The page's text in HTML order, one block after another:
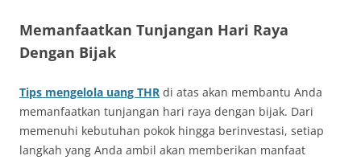
Memanfaatkan Tunjangan Hari Raya
Dengan Bijak
Tips mengelola uang THR di atas akan membantu Anda
memanfaatkan tunjangan hari raya dengan bijak. Dari
memenuhi kebutuhan pokok hingga berinvestasi, setiap
langkah yang Anda ambil akan memberikan manfaat